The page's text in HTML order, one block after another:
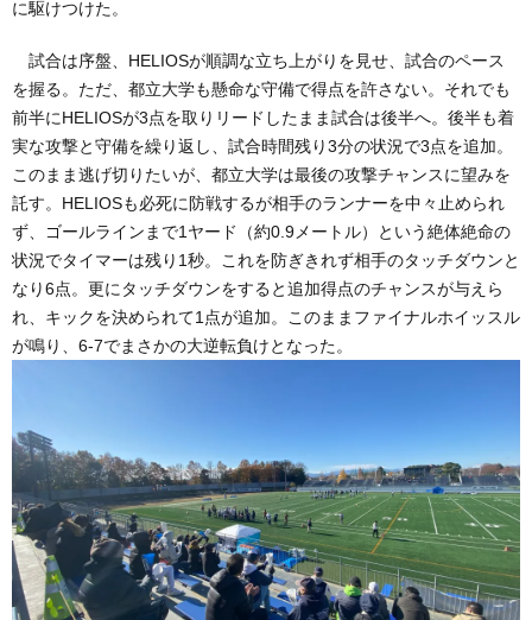
に駆けつけた。
試合は序盤、HELIOSが順調な立ち上がりを見せ、試合のペース
を握る。ただ、都立大学も懸命な守備で得点を許さない。それでも
前半にHELIOSが3点を取りリードしたまま試合は後半へ。後半も着
実な攻撃と守備を繰り返し、試合時間残り3分の状況で3点を追加。
このまま逃げ切りたいが、都立大学は最後の攻撃チャンスに望みを
託す。HELIOSも必死に防戦するが相手のランナーを中々止められ
ず、ゴールラインまで1ヤード（約0.9メートル）という絶体絶命の
状況でタイマーは残り1秒。これを防ぎきれず相手のタッチダウンと
なり6点。更にタッチダウンをすると追加得点のチャンスが与えら
れ、キックを決められて1点が追加。このままファイナルホイッスル
が鳴り、6-7でまさかの大逆転負けとなった。